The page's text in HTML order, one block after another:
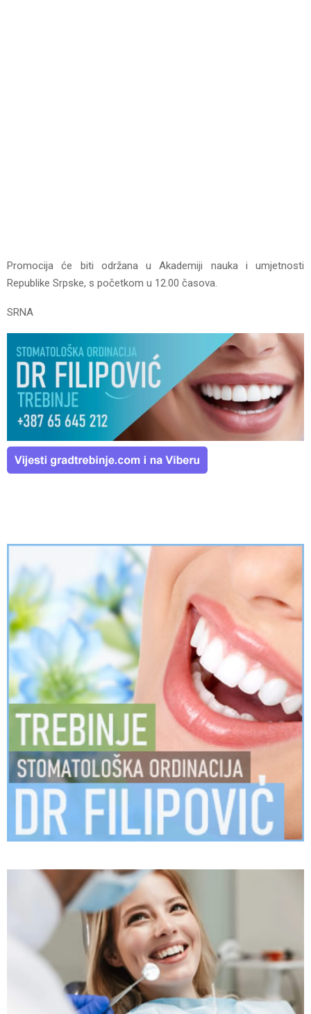
Promocija će biti održana u Akademiji nauka i umjetnosti
Republike Srpske, s početkom u 12.00 časova.
SRNA